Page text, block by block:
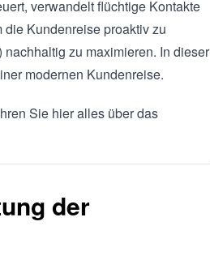
verwandelt flüchtige Kontakte
Kundenreise proaktiv zu
zu maximieren. In dieser
modernen Kundenreise.
Sie hier alles über das
der